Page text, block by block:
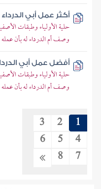
أكثر عمل أبي الدرداء
حلية الأولياء وطبقات
وصف أم الدرداء له بأن عمله
أفضل عمل أبي
حلية الأولياء وطبقات
وصف أم الدرداء له بأن عمله
1
2
3
4
5
6
7
8